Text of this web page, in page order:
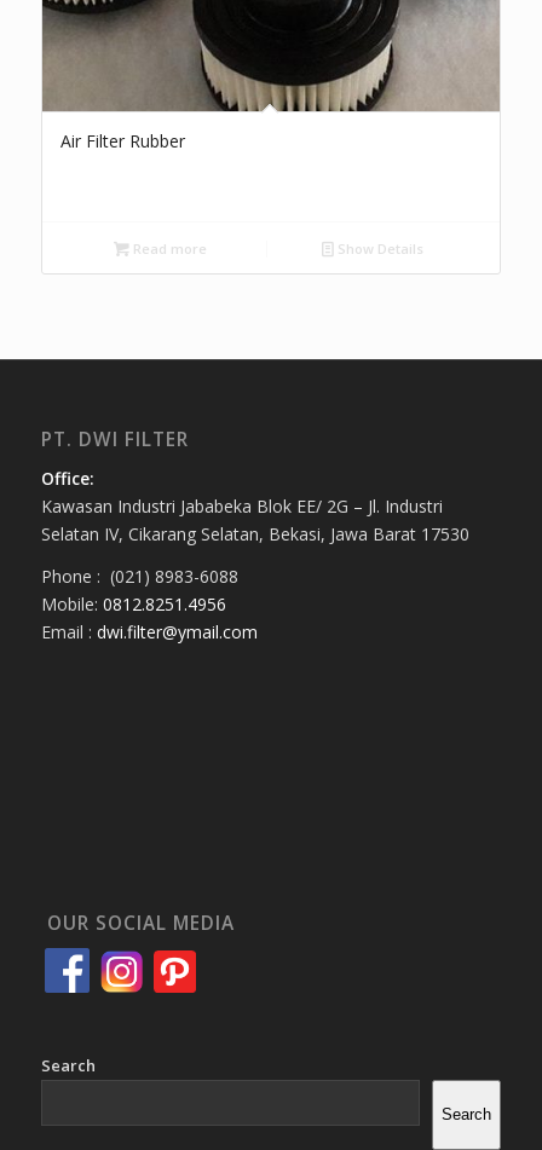
Air Filter Rubber
Read more Show Details
PT. DWI FILTER
Office:
Kawasan Industri Jababeka Blok EE/ 2G – Jl. Industri
Selatan IV, Cikarang Selatan, Bekasi, Jawa Barat 17530
Phone : (021) 8983-6088
Mobile: 0812.8251.4956
Email : dwi.filter@ymail.com
OUR SOCIAL MEDIA
Search
Search